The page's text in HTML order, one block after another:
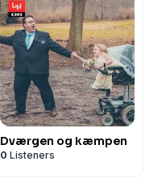
Dværgen og kæmpen
0 Listeners